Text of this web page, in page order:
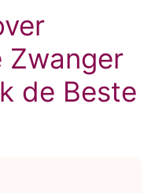
Zwanger
de Beste